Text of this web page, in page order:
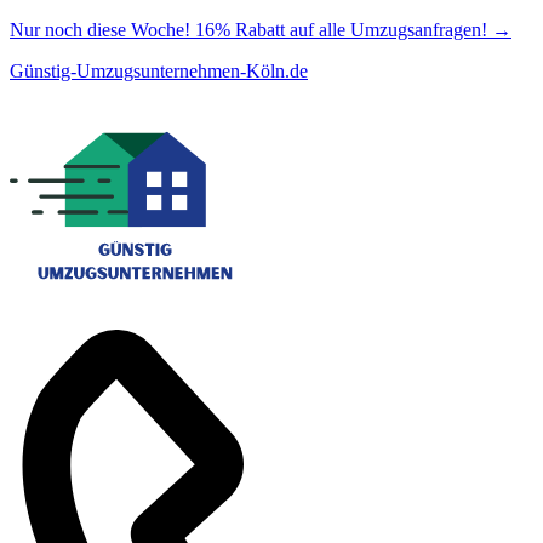
Nur noch diese Woche! 16% Rabatt auf alle Umzugsanfragen! →
Günstig-Umzugsunternehmen-Köln.de